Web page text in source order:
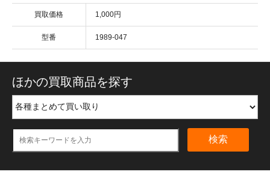
買取価格 1,000円
型番 1989-047
ほかの買取商品を探す
検索